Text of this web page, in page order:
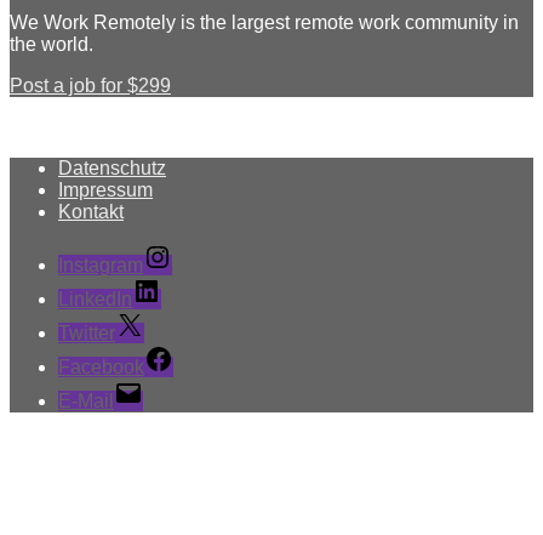
We Work Remotely is the largest remote work community in
the world.
Post a job for $299
Datenschutz
Impressum
Kontakt
Instagram
LinkedIn
Twitter
Facebook
E-Mail